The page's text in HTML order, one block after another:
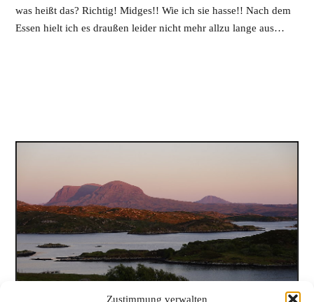
Zustimmung verwalten
was heißt das? Richtig! Midges!! Wie ich sie hasse!! Nach dem
Essen hielt ich es draußen leider nicht mehr allzu lange aus…